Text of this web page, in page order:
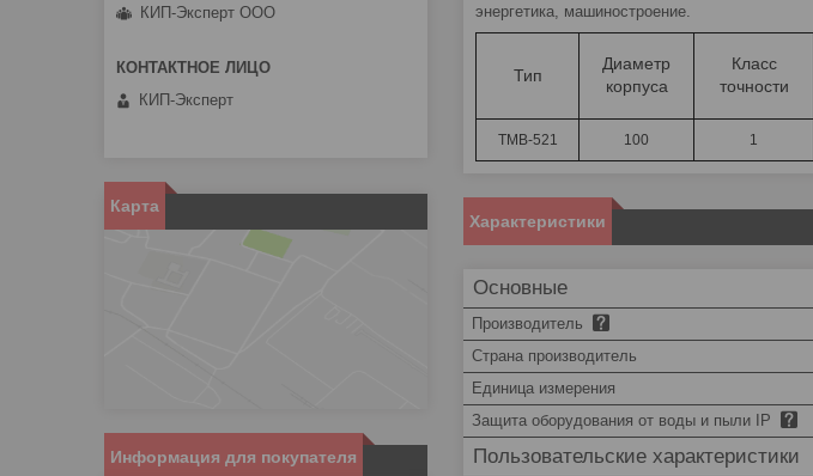
энергетика, машиностроение.
Тип
Диаметр
корпуса
Класс
точности
ТМВ-521 100 1
Характеристики
Основные
Производитель
Страна производитель
Единица измерения
Защита оборудования от воды и пыли IP
Пользовательские характеристики
КИП-Эксперт ООО
КИП-Эксперт
Карта
Информация для покупателя